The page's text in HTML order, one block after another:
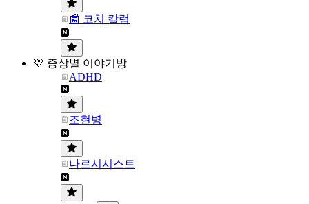
📰 코치 칼럼
💛 증상별 이야기방
ADHD
조현병
나르시시스트